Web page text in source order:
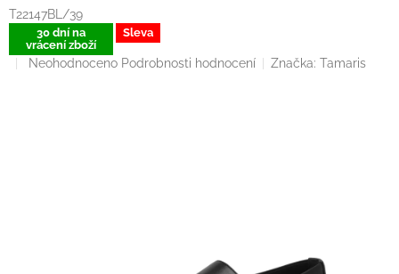
T22147BL/39
30 dní na
vrácení zboží
Sleva
Průměrné
Neohodnoceno Podrobnosti hodnocení Značka:Tamaris